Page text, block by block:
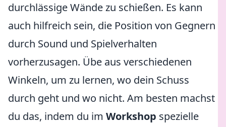
durchlässige Wände zu schießen. Es kann
auch hilfreich sein, die Position von Gegnern
durch Sound und Spielverhalten
vorherzusagen. Übe aus verschiedenen
Winkeln, um zu lernen, wo dein Schuss
durch geht und wo nicht. Am besten machst
du das, indem du im Workshop spezielle